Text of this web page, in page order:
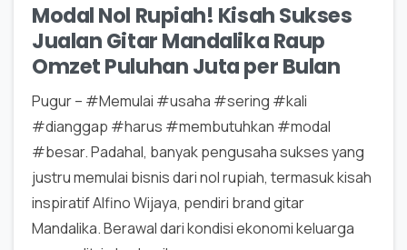
Modal Nol Rupiah! Kisah Sukses
Jualan Gitar Mandalika Raup
Omzet Puluhan Juta per Bulan
Pugur – #Memulai #usaha #sering #kali
#dianggap #harus #membutuhkan #modal
#besar. Padahal, banyak pengusaha sukses yang
justru memulai bisnis dari nol rupiah, termasuk kisah
inspiratif Alfino Wijaya, pendiri brand gitar
Mandalika. Berawal dari kondisi ekonomi keluarga